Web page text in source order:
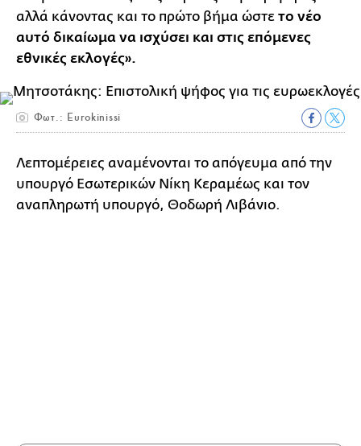
αλλά κάνοντας και το πρώτο βήμα ώστε το νέο
αυτό δικαίωμα να ισχύσει και στις επόμενες
εθνικές εκλογές».
Φωτ.: Eurokinissi
Λεπτομέρειες αναμένονται το απόγευμα από την
υπουργό Εσωτερικών Νίκη Κεραμέως και τον
αναπληρωτή υπουργό, Θοδωρή Λιβάνιο.